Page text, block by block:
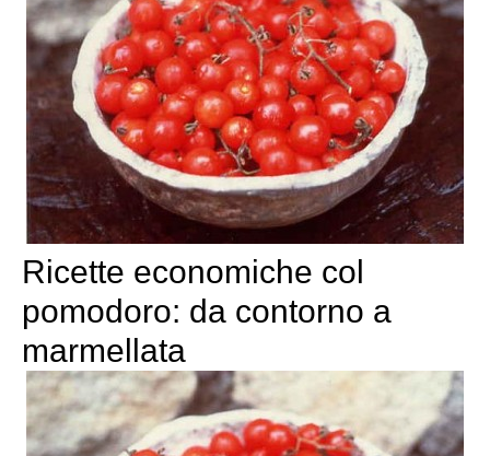
Ricette economiche col
pomodoro: da contorno a
marmellata